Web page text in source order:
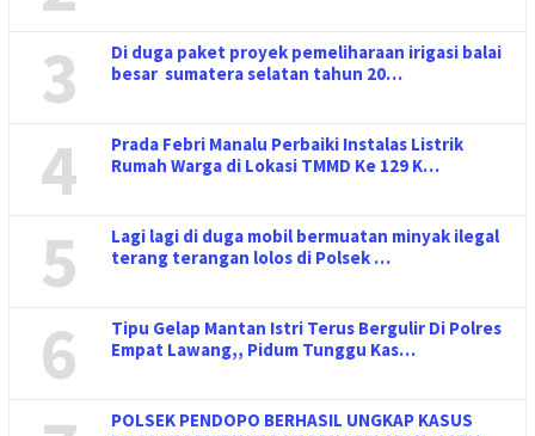
3
Di duga paket proyek pemeliharaan irigasi balai
besar sumatera selatan tahun 20…
4
Prada Febri Manalu Perbaiki Instalas Listrik
Rumah Warga di Lokasi TMMD Ke 129 K…
5
Lagi lagi di duga mobil bermuatan minyak ilegal
terang terangan lolos di Polsek …
6
Tipu Gelap Mantan Istri Terus Bergulir Di Polres
Empat Lawang,, Pidum Tunggu Kas…
POLSEK PENDOPO BERHASIL UNGKAP KASUS